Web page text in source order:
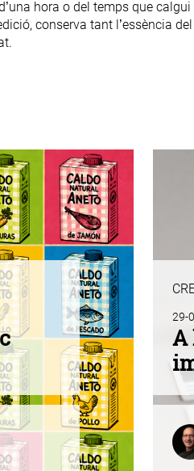
hora o del temps que calgui
conserva tant l’essència del
29-
A